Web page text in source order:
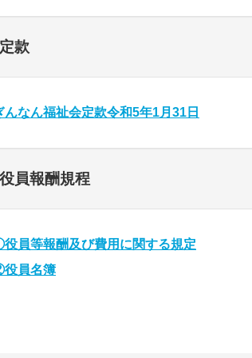
款
んなん福祉会定款令和5年1月31日
員報酬規程
員等報酬及び費用に関する規定
員名簿